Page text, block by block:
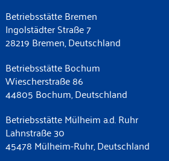
Betriebsstätte Bremen
Ingolstädter Straße 7
28219 Bremen, Deutschland
Betriebsstätte Bochum
Wiescherstraße 86
44805 Bochum, Deutschland
Betriebsstätte Mülheim a.d. Ruhr
Lahnstraße 30
45478 Mülheim-Ruhr, Deutschland